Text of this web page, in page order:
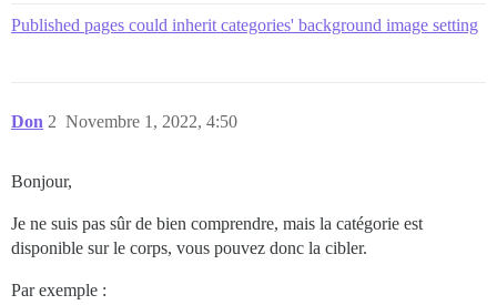
Published pages could inherit categories' background image setting
Don Novembre 1, 2022, 4:50
2
Bonjour,
Je ne suis pas sûr de bien comprendre, mais la catégorie est
disponible sur le corps, vous pouvez donc la cibler.
Par exemple :